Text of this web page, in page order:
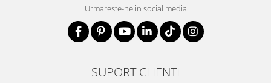
Urmareste-ne in social media
SUPORT CLIENTI